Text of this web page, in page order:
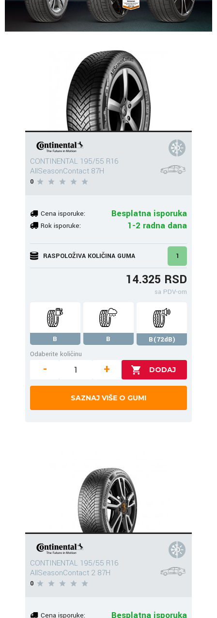
CONTINENTAL 195/55 R16
AllSeasonContact 87H
0
Cena isporuke: Besplatna isporuka
Rok isporuke: 1-2 radna dana
RASPOLOŽIVA KOLIČINA GUMA 1
14.325 RSD
sa PDV-om
B B
B(72dB)
Odaberite količinu
- +
SAZNAJ VIŠE O GUMI
CONTINENTAL 195/55 R16
AllSeasonContact 2 87H
0
Cena isporuke: Besplatna isporuka